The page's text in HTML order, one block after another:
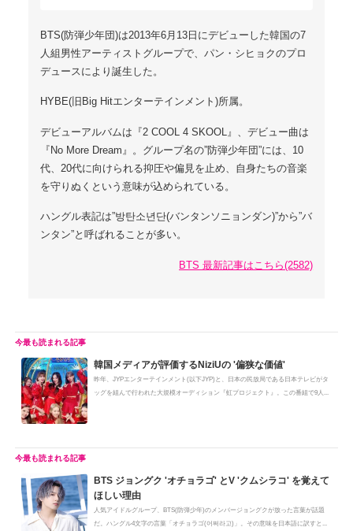
BTS(防弾少年団)は2013年6月13日にデビューした韓国の7
人組男性アーティストグループで、パン・シヒョクのプロ
デュースにより誕生した。
HYBE(旧Big Hitエンターテインメント)所属。
デビューアルバムは『2 COOL 4 SKOOL』、デビュー曲は
『No More Dream』。グループ名の”防弾少年団”には、10
代、20代に向けられる抑圧や偏見を止め、自身たちの音楽
を守りぬくという意味が込められている。
ハングル表記は”방탄소년단(バンタンソニョンダン)”から”バ
ンタン”と呼ばれることが多い。
BTS 最新記事はこちら(2582)
韓国メディアが評価するNiziUの '偏狭な価値'
昨年、JYPエンターテインメント(以下JYP)と、日本の民放局である日本テレビがタ
ッグを組んで行われた大規模オーディション『虹プロジェクト』。この番組で9人...
BTS ジョングク 'オチョラゴ' とV 'クムシラコ' を覚えて
ほしい理由
人気アイドルグループ、BTS(防弾少年)のメンバージョングクが放った言葉が話題
だ。ハングル4文字の言葉「オチョラゴ(어쩌라고)」。その意味を日本語に訳すと...